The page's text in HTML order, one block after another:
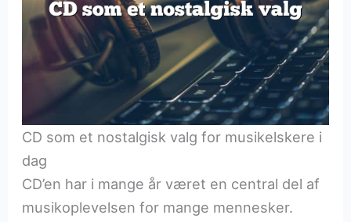
CD som et nostalgisk valg for musikelskere i
dag
CD’en har i mange år været en central del af
musikoplevelsen for mange mennesker.